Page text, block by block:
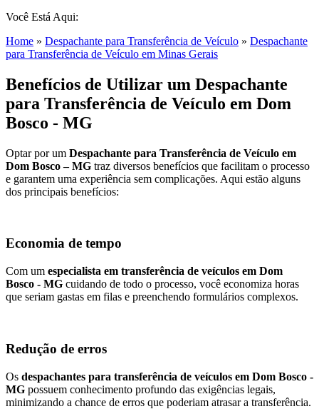
Você Está Aqui:
Home » Despachante para Transferência de Veículo » Despachante
para Transferência de Veículo em Minas Gerais
Benefícios de Utilizar um Despachante
para Transferência de Veículo em Dom
Bosco - MG
Optar por um Despachante para Transferência de Veículo em
Dom Bosco – MG traz diversos benefícios que facilitam o processo
e garantem uma experiência sem complicações. Aqui estão alguns
dos principais benefícios:
Economia de tempo
Com um especialista em transferência de veículos em Dom
Bosco - MG cuidando de todo o processo, você economiza horas
que seriam gastas em filas e preenchendo formulários complexos.
Redução de erros
Os despachantes para transferência de veículos em Dom Bosco -
MG possuem conhecimento profundo das exigências legais,
minimizando a chance de erros que poderiam atrasar a transferência.